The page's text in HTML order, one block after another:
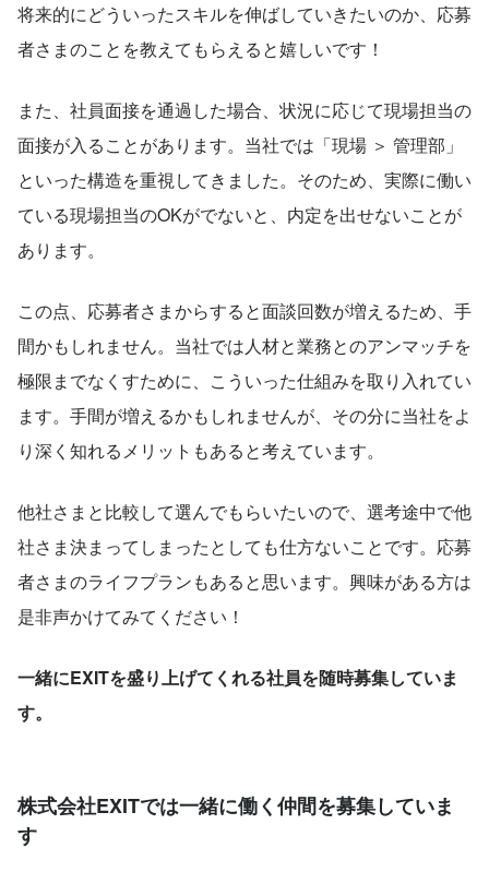
将来的にどういったスキルを伸ばしていきたいのか、応募
者さまのことを教えてもらえると嬉しいです！
また、社員面接を通過した場合、状況に応じて現場担当の
面接が入ることがあります。当社では「現場 ＞ 管理部」
といった構造を重視してきました。そのため、実際に働い
ている現場担当のOKがでないと、内定を出せないことが
あります。
この点、応募者さまからすると面談回数が増えるため、手
間かもしれません。当社では人材と業務とのアンマッチを
極限までなくすために、こういった仕組みを取り入れてい
ます。手間が増えるかもしれませんが、その分に当社をよ
り深く知れるメリットもあると考えています。
他社さまと比較して選んでもらいたいので、選考途中で他
社さま決まってしまったとしても仕方ないことです。応募
者さまのライフプランもあると思います。興味がある方は
是非声かけてみてください！
一緒にEXITを盛り上げてくれる社員を随時募集していま
す。
株式会社EXITでは一緒に働く仲間を募集していま
す